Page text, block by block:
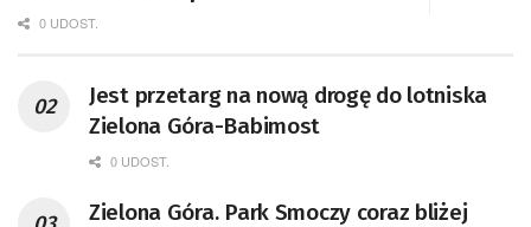
0 UDOST.
Jest przetarg na nową drogę do lotniska
Zielona Góra-Babimost
0 UDOST.
Zielona Góra. Park Smoczy coraz bliżej